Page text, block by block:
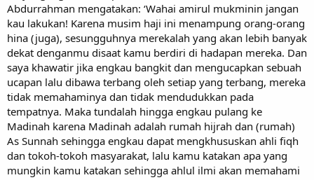
Abdurrahman mengatakan: ‘Wahai amirul mukminin jangan
kau lakukan! Karena musim haji ini menampung orang-orang
hina (juga), sesungguhnya merekalah yang akan lebih banyak
dekat denganmu disaat kamu berdiri di hadapan mereka. Dan
saya khawatir jika engkau bangkit dan mengucapkan sebuah
ucapan lalu dibawa terbang oleh setiap yang terbang, mereka
tidak memahaminya dan tidak mendudukkan pada
tempatnya. Maka tundalah hingga engkau pulang ke
Madinah karena Madinah adalah rumah hijrah dan (rumah)
As Sunnah sehingga engkau dapat mengkhususkan ahli fiqh
dan tokoh-tokoh masyarakat, lalu kamu katakan apa yang
mungkin kamu katakan sehingga ahlul ilmi akan memahami